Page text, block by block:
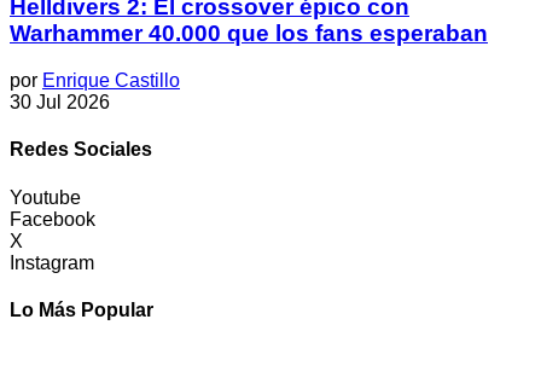
Helldivers 2: El crossover épico con
Warhammer 40.000 que los fans esperaban
por Enrique Castillo
30 Jul 2026
Redes Sociales
Youtube
Facebook
X
Instagram
Lo Más Popular